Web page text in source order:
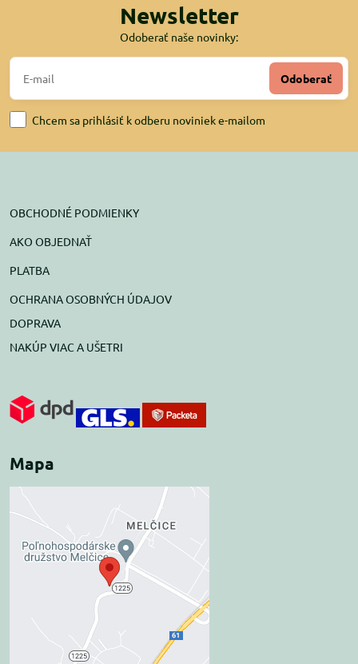
Newsletter
Odoberať naše novinky:
Odoberať
Chcem sa prihlásiť k odberu noviniek e-mailom
OBCHODNÉ PODMIENKY
AKO OBJEDNAŤ
PLATBA
OCHRANA OSOBNÝCH ÚDAJOV
DOPRAVA
NAKÚP VIAC A UŠETRI
Mapa
Externý obsah je
blokovaný Voľbami
súkromia
Prajete si načítať externý obsah?
Povoliť tentokrát